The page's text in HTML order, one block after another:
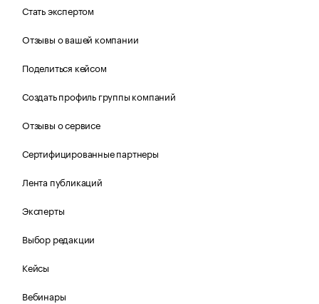
Стать экспертом
Отзывы о вашей компании
Поделиться кейсом
Создать профиль группы компаний
Отзывы о сервисе
Сертифицированные партнеры
Лента публикаций
Эксперты
Выбор редакции
Кейсы
Вебинары